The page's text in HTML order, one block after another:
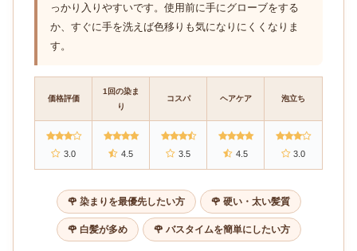
っかり入りやすいです。使用前に手にグローブをする
か、すぐに手を洗えば色移りも気になりにくくなりま
す。
価格評価
1回の染ま
り
コスパ ヘアケア 泡立ち
3.0 4.5 3.5 4.5 3.0
🌹 染まりを最優先したい方 🌹 硬い・太い髪質
🌹 白髪が多め 🌹 バスタイムを簡単にしたい方